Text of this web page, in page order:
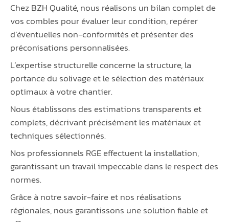
Chez BZH Qualité, nous réalisons un bilan complet de
vos combles pour évaluer leur condition, repérer
d’éventuelles non-conformités et présenter des
préconisations personnalisées.
L’expertise structurelle concerne la structure, la
portance du solivage et le sélection des matériaux
optimaux à votre chantier.
Nous établissons des estimations transparents et
complets, décrivant précisément les matériaux et
techniques sélectionnés.
Nos professionnels RGE effectuent la installation,
garantissant un travail impeccable dans le respect des
normes.
Grâce à notre savoir-faire et nos réalisations
régionales, nous garantissons une solution fiable et